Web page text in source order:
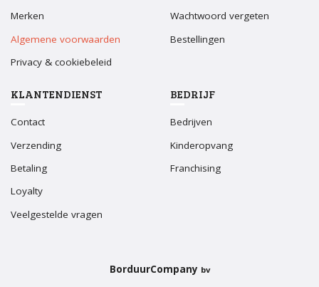
Merken
Algemene voorwaarden
Privacy & cookiebeleid
Wachtwoord vergeten
Bestellingen
KLANTENDIENST
Contact
Verzending
Betaling
Loyalty
Veelgestelde vragen
BEDRIJF
Bedrijven
Kinderopvang
Franchising
BorduurCompany bv